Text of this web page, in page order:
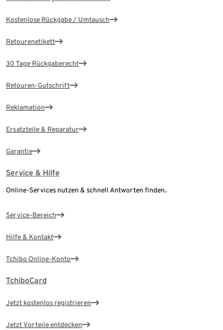
Kostenlose Rückgabe / Umtausch
Retourenetikett
30 Tage Rückgaberecht
Retouren-Gutschrift
Reklamation
Ersatzteile & Reparatur
Garantie
Service & Hilfe
Online-Services nutzen & schnell Antworten finden.
Service-Bereich
Hilfe & Kontakt
Tchibo Online-Konto
TchiboCard
Jetzt kostenlos registrieren
Jetzt Vorteile entdecken